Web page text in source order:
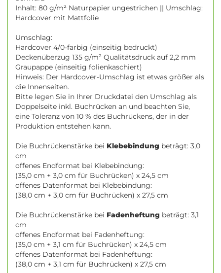
Inhalt: 80 g/m² Naturpapier ungestrichen || Umschlag:
Hardcover mit Mattfolie
Umschlag:
Hardcover 4/0-farbig (einseitig bedruckt)
Deckenüberzug 135 g/m² Qualitätsdruck auf 2,2 mm
Graupappe (einseitig folienkaschiert)
Hinweis: Der Hardcover-Umschlag ist etwas größer als
die Innenseiten.
Bitte legen Sie in Ihrer Druckdatei den Umschlag als
Doppelseite inkl. Buchrücken an und beachten Sie,
eine Toleranz von 10 % des Buchrückens, der in der
Produktion entstehen kann.
Die Buchrückenstärke bei Klebebindung beträgt: 3,0
cm
offenes Endformat bei Klebebindung:
(35,0 cm + 3,0 cm für Buchrücken) x 24,5 cm
offenes Datenformat bei Klebebindung:
(38,0 cm + 3,0 cm für Buchrücken) x 27,5 cm
Die Buchrückenstärke bei Fadenheftung beträgt: 3,1
cm
offenes Endformat bei Fadenheftung:
(35,0 cm + 3,1 cm für Buchrücken) x 24,5 cm
offenes Datenformat bei Fadenheftung:
(38,0 cm + 3,1 cm für Buchrücken) x 27,5 cm